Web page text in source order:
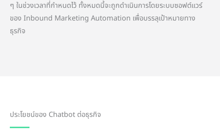
ๆ ในช่วงเวลาที่กำหนดไว้ ทั้งหมดนี้จะถูกดำเนินการโดยระบบซอฟต์แวร์
ของ Inbound Marketing Automation เพื่อบรรลุเป้าหมายทาง
ธุรกิจ
ประโยชน์ของ Chatbot ต่อธุรกิจ